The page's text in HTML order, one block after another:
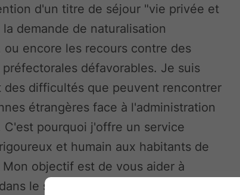
d'un titre de séjour "vie privée et
la demande de naturalisation
ou encore les recours contre des
défavorables. Je suis
des difficultés que peuvent rencontrer
étrangères face à l'administration
C'est pourquoi j'offre un service
et humain aux habitants de
Mon objectif est de vous aider à
le système juridique complexe de